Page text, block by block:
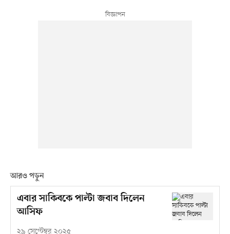
আরও পড়ুন
এবার সাকিবকে পাল্টা জবাব দিলেন
আসিফ
২৯ সেপ্টেম্বর ২০২৫